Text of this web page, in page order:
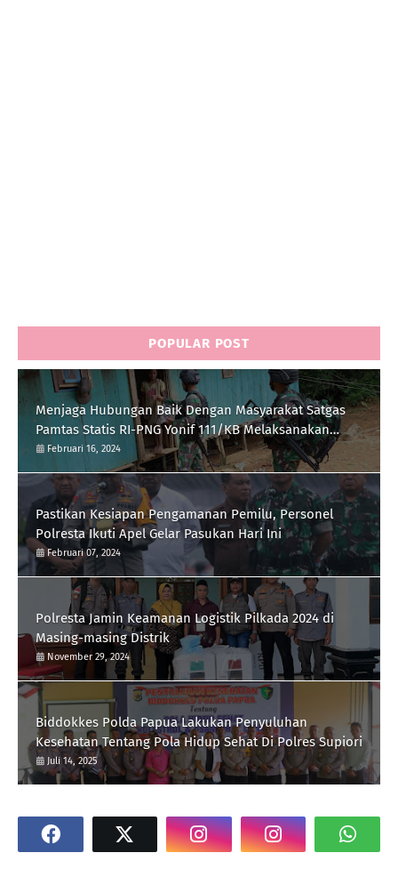
POPULAR POST
Menjaga Hubungan Baik Dengan Masyarakat Satgas
Pamtas Statis RI-PNG Yonif 111/KB Melaksanakan
Silaturrahmi
Februari 16, 2024
Pastikan Kesiapan Pengamanan Pemilu, Personel
Polresta Ikuti Apel Gelar Pasukan Hari Ini
Februari 07, 2024
Polresta Jamin Keamanan Logistik Pilkada 2024 di
Masing-masing Distrik
November 29, 2024
Biddokkes Polda Papua Lakukan Penyuluhan
Kesehatan Tentang Pola Hidup Sehat Di Polres Supiori
Juli 14, 2025